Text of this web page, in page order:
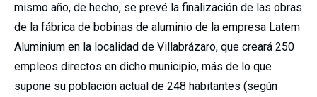
mismo año, de hecho, se prevé la finalización de las obras
de la fábrica de bobinas de aluminio de la empresa Latem
Aluminium en la localidad de Villabrázaro, que creará 250
empleos directos en dicho municipio, más de lo que
supone su población actual de 248 habitantes (según